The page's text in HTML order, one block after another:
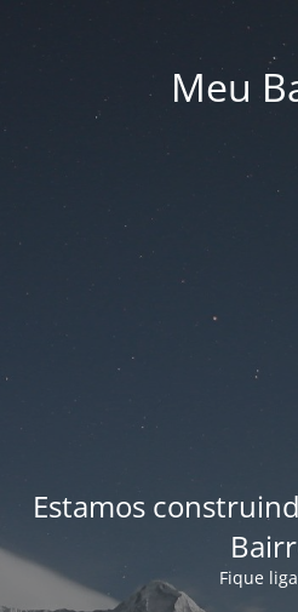
Meu
Estamos
Fique